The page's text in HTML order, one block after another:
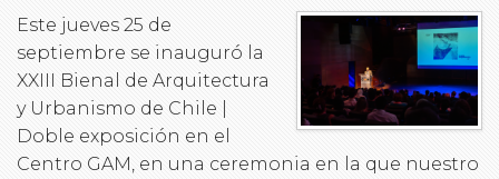
Este jueves 25 de
septiembre se inauguró la
XXIII Bienal de Arquitectura
y Urbanismo de Chile |
Doble exposición en el
Centro GAM, en una ceremonia en la que nuestro